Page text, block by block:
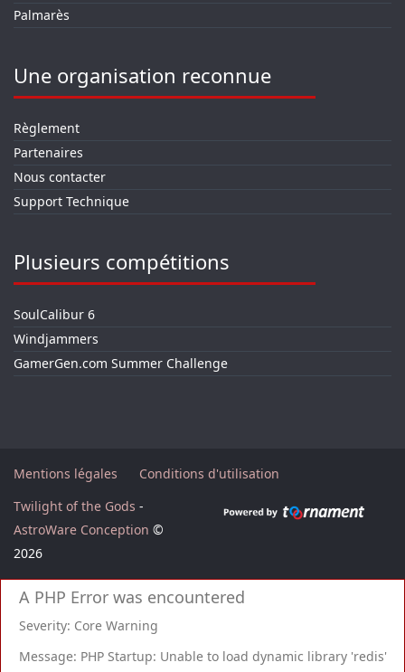
Palmarès
Une organisation reconnue
Règlement
Partenaires
Nous contacter
Support Technique
Plusieurs compétitions
SoulCalibur 6
Windjammers
GamerGen.com Summer Challenge
Mentions légales
Conditions d'utilisation
Twilight of the Gods -
AstroWare Conception ©
2026
A PHP Error was encountered
Severity: Core Warning
Message: PHP Startup: Unable to load dynamic library 'redis'